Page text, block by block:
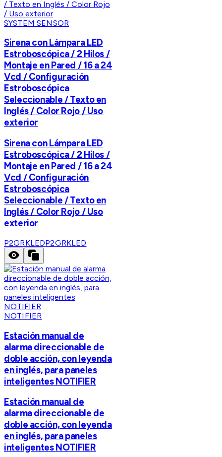
SYSTEM SENSOR
Sirena con Lámpara LED
Estroboscópica / 2 Hilos /
Montaje en Pared / 16 a 24
Vcd / Configuración
Estroboscópica
Seleccionable / Texto en
Inglés / Color Rojo / Uso
exterior
Sirena con Lámpara LED
Estroboscópica / 2 Hilos /
Montaje en Pared / 16 a 24
Vcd / Configuración
Estroboscópica
Seleccionable / Texto en
Inglés / Color Rojo / Uso
exterior
P2GRKLEDP2GRKLED
NOTIFIER
Estación manual de
alarma direccionable de
doble acción, con leyenda
en inglés, para paneles
inteligentes NOTIFIER
Estación manual de
alarma direccionable de
doble acción, con leyenda
en inglés, para paneles
inteligentes NOTIFIER